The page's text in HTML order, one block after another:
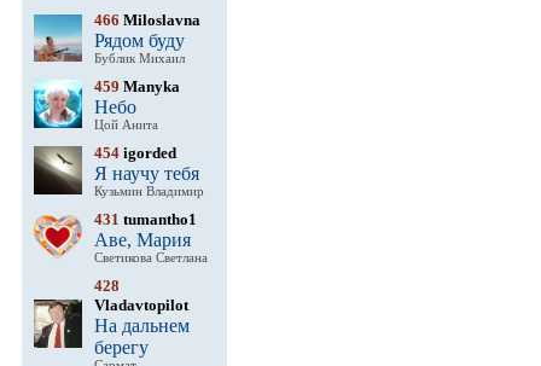
466 Miloslavna
Рядом буду
Бублик Михаил
459 Manyka
Небо
Цой Анита
454 igorded
Я научу тебя
Кузьмин Владимир
431 tumantho1
Аве, Мария
Светикова Светлана
428
Vladavtopilot
На дальнем
берегу